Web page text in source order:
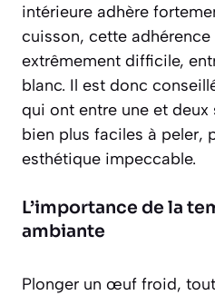
intérieure adhère
cuisson, cette adhérence
extrêmement difficile,
blanc. Il est donc
qui ont entre une et deux
bien plus faciles à peler,
esthétique impeccable.
L’importance de la
ambiante
Plonger un œuf froid,